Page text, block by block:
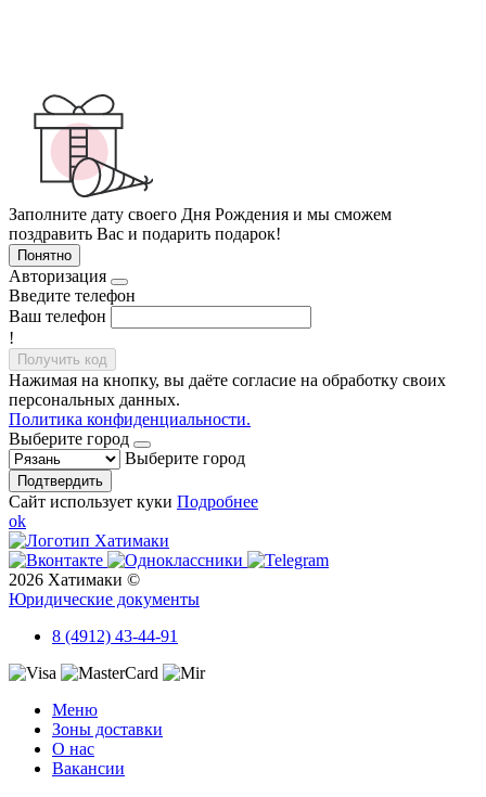
Заполните дату своего Дня Рождения и мы сможем
поздравить Вас и подарить подарок!
Понятно
Авторизация
Введите телефон
Ваш телефон
!
Получить код
Нажимая на кнопку, вы даёте согласие на обработку своих
персональных данных.
Политика конфиденциальности.
Выберите город
Выберите город
Подтвердить
Сайт использует куки Подробнее
ok
2026 Хатимаки ©
Юридические документы
8 (4912) 43-44-91
Меню
Зоны доставки
О нас
Вакансии